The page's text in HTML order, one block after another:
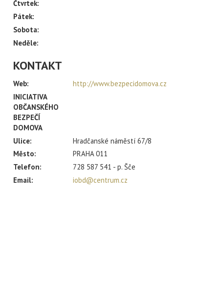
Čtvrtek:
Pátek:
Sobota:
Neděle:
KONTAKT
Web:
http://www.bezpecidomova.cz
INICIATIVA
OBČANSKÉHO
BEZPEČÍ
DOMOVA
Ulice:
Hradčanské náměstí 67/8
Město:
PRAHA 011
Telefon:
728 587 541 - p. Šče
Email:
iobd@centrum.cz